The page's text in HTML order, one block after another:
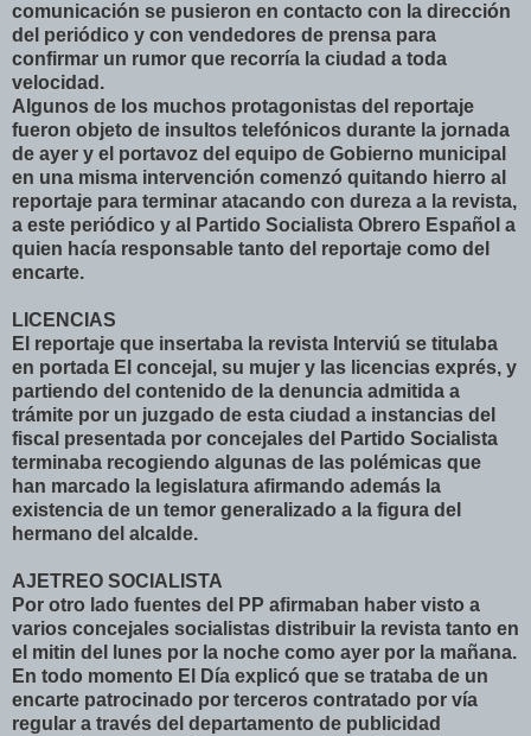
comunicación se pusieron en contacto con la dirección
del periódico y con vendedores de prensa para
confirmar un rumor que recorría la ciudad a toda
velocidad.
Algunos de los muchos protagonistas del reportaje
fueron objeto de insultos telefónicos durante la jornada
de ayer y el portavoz del equipo de Gobierno municipal
en una misma intervención comenzó quitando hierro al
reportaje para terminar atacando con dureza a la revista,
a este periódico y al Partido Socialista Obrero Español a
quien hacía responsable tanto del reportaje como del
encarte.
LICENCIAS
El reportaje que insertaba la revista Interviú se titulaba
en portada El concejal, su mujer y las licencias exprés, y
partiendo del contenido de la denuncia admitida a
trámite por un juzgado de esta ciudad a instancias del
fiscal presentada por concejales del Partido Socialista
terminaba recogiendo algunas de las polémicas que
han marcado la legislatura afirmando además la
existencia de un temor generalizado a la figura del
hermano del alcalde.
AJETREO SOCIALISTA
Por otro lado fuentes del PP afirmaban haber visto a
varios concejales socialistas distribuir la revista tanto en
el mitin del lunes por la noche como ayer por la mañana.
En todo momento El Día explicó que se trataba de un
encarte patrocinado por terceros contratado por vía
regular a través del departamento de publicidad